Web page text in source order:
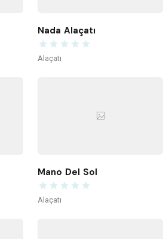
Nada Alaçatı
Alaçatı
Mano Del Sol
Alaçatı